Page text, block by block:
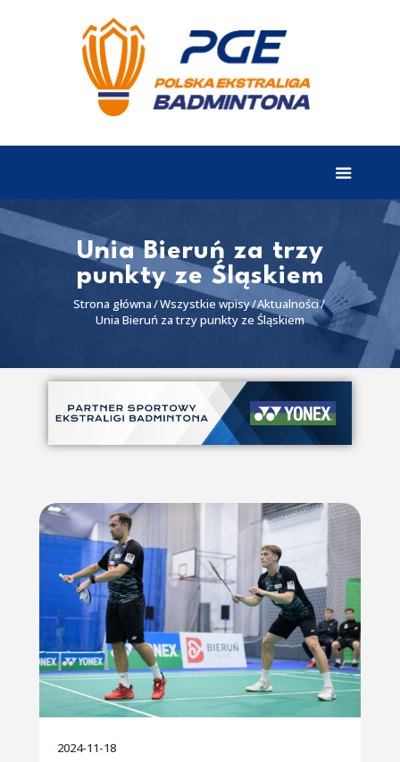
Unia Bieruń za trzy
punkty ze Śląskiem
Strona główna Wszystkie wpisy Aktualności
Unia Bieruń za trzy punkty ze Śląskiem
EKSTRALIGA
Aktualności
Tabela
Wyniki
Terminarz
Partnerzy
II liga
2024-11-18